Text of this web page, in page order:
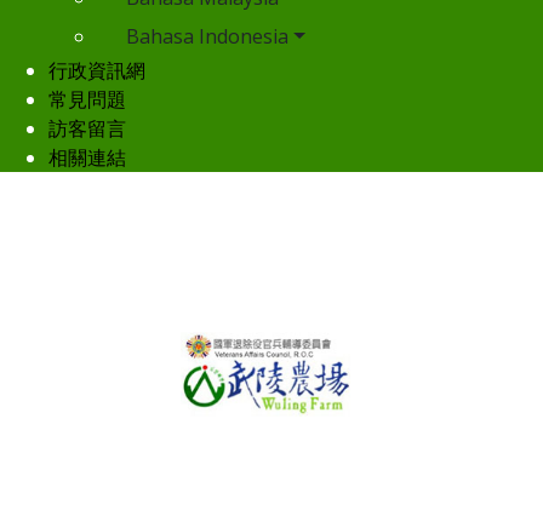
Bahasa Indonesia
行政資訊網
常見問題
訪客留言
相關連結